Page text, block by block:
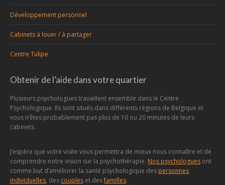
Développement personnel
Cabinets à louer / à partager
Centre Tulipe
Obtenir de l’aide dans votre quartier
Plusieurs psychologues travaillent ensemble dans le Centre
Psychologique. Ils sont situés dans différents régions de Belgique et
vous n’êtes probablement pas plus de 10 ou 20 minutes de leurs
cabinets.
J’espère que votre visite vous permettra de mieux nous connaître et de
comprendre notre vision sur la psychothérapie. Nos psychologues ont
comme but d’améliorer la santé psychologique des personnes
individuelles, des couples et desfamilles.